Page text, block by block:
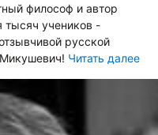
философ и автор
тысяч учеников -
русской
Читать далее